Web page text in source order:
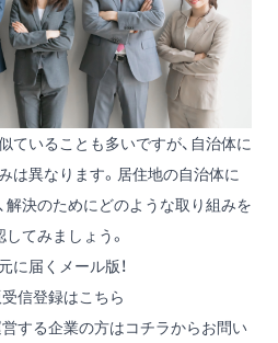
ていることも多いですが、自治体に
は異なります。居住地の自治体に
解決のためにどのような取り組みを
てみましょう。
に届くメール版！
信登録はこちら
する企業の方はコチラからお問い